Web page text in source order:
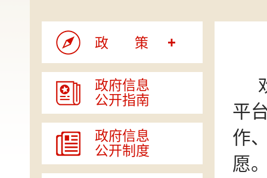
政策
政府信息
公开指南
政府信息
公开制度
平
作
愿